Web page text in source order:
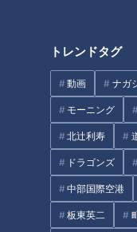
トレンドタグ
動画 ナガ
モーニング
北辻利寿
ドラゴンズ
中部国際空港
板東英二
CBCテレビ野球中継「燃え
イバチンこと、侍ジ
東京オリンピックで
そして、金メダルおめ